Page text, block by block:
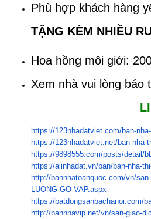
Phù hợp khách hàng
TẶNG KÈM NHIỀU
Hoa hồng môi giới:
Xem nhà vui lòng báo
https://123nhadatviet.com/ban-
https://123nhadatviet.net/ban-nha-
https://9898555.com/posts/detail/
https://alinhadat.vn/ban/ban-nha-
http://bannhatoanquoc.com/vn/
LUONG-GO-VAP.aspx
https://batdongsanbachanoi. com/
http://bannhavip.net/vn/san-giao-